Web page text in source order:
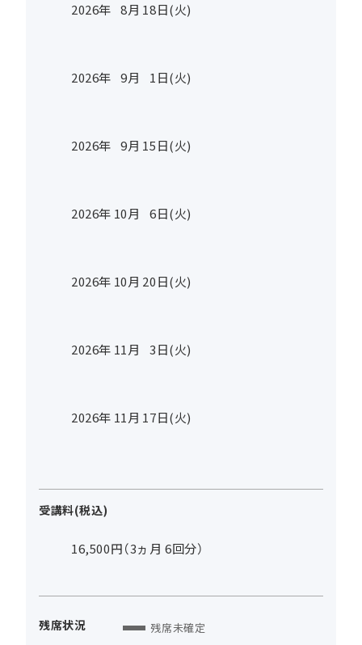
2026年 8月 18日(火)
2026年 9月 1日(火)
2026年 9月 15日(火)
2026年 10月 6日(火)
2026年 10月 20日(火)
2026年 11月 3日(火)
2026年 11月 17日(火)
受講料(税込)
16,500円（3ヵ月 6回分）
残席状況 残席未確定